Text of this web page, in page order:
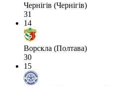
Чернігів (Чернігів)
31
14
Ворскла (Полтава)
30
15